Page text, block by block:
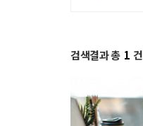
검색결과 총 1 건